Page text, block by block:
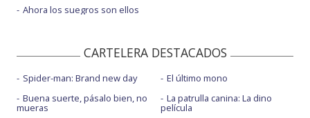
Ahora los suegros son ellos
CARTELERA DESTACADOS
Spider-man: Brand new day
Buena suerte, pásalo bien, no
mueras
El último mono
La patrulla canina: La dino
película